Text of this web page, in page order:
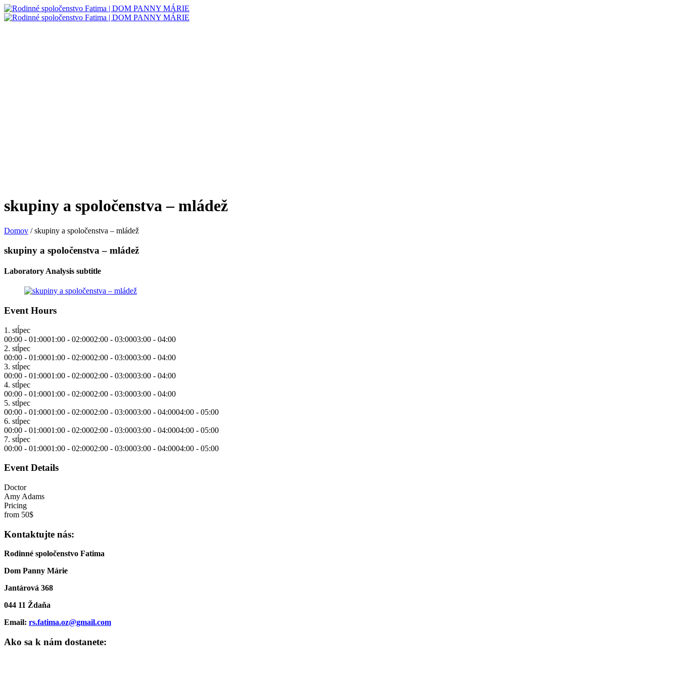
skupiny a spoločenstva – mládež
Domov /skupiny a spoločenstva – mládež
skupiny a spoločenstva – mládež
Laboratory Analysis subtitle
Event Hours
1. stĺpec
00:00 - 01:0001:00 - 02:0002:00 - 03:0003:00 - 04:00
2. stĺpec
00:00 - 01:0001:00 - 02:0002:00 - 03:0003:00 - 04:00
3. stĺpec
00:00 - 01:0001:00 - 02:0002:00 - 03:0003:00 - 04:00
4. stĺpec
00:00 - 01:0001:00 - 02:0002:00 - 03:0003:00 - 04:00
5. stĺpec
00:00 - 01:0001:00 - 02:0002:00 - 03:0003:00 - 04:0004:00 - 05:00
6. stĺpec
00:00 - 01:0001:00 - 02:0002:00 - 03:0003:00 - 04:0004:00 - 05:00
7. stĺpec
00:00 - 01:0001:00 - 02:0002:00 - 03:0003:00 - 04:0004:00 - 05:00
Event Details
Doctor
Amy Adams
Pricing
from 50$
Kontaktujte nás:
Rodinné spoločenstvo Fatima
Dom Panny Márie
Jantárová 368
044 11 Ždaňa
Email: rs.fatima.oz@gmail.com
Ako sa k nám dostanete: